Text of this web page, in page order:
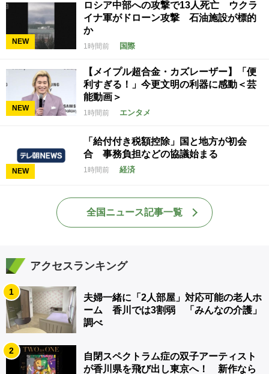
NEW
ロシア中部への攻撃で13人死亡 ウクラ
イナ軍がドローン攻撃 石油施設が標的
か
1時間前 国際
NEW
【メイプル超合金・カズレーザー】「便
利すぎる！」今更文明の利器に感動＜芸
能動画＞
1時間前 エンタメ
NEW
「給付付き税額控除」国と地方が初会
合 事務負担などの協議始まる
1時間前 経済
全国ニュース記事一覧
アクセスランキング
1
夫婦一緒に「2人部屋」対応可能の老人ホ
ーム 香川では3割弱 「みんなの介護」
調べ
2
自閉スペクトラム症の双子アーティスト
が香川県を飛び出し東京へ！ 新作なら